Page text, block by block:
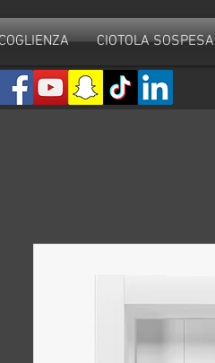
CIOTOLA SOSPESA